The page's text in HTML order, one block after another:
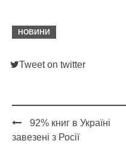
НОВИНИ
Tweet on twitter
Post
92% книг в Україні
завезені з Росії